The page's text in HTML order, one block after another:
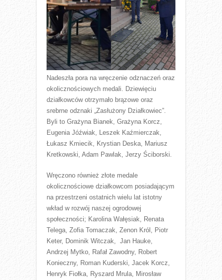
Nadeszła pora na wręczenie odznaczeń oraz
okolicznościowych medali. Dziewięciu
działkowców otrzymało brązowe oraz
srebrne odznaki „Zasłużony Działkowiec”.
Byli to Grażyna Bianek, Grażyna Korcz,
Eugenia Jóźwiak, Leszek Kaźmierczak,
Łukasz Kmiecik, Krystian Deska, Mariusz
Kretkowski, Adam Pawlak, Jerzy Ściborski.
Wręczono również złote medale
okolicznościowe działkowcom posiadającym
na przestrzeni ostatnich wielu lat istotny
wkład w rozwój naszej ogrodowej
społeczności; Karolina Wałęsiak, Renata
Telega, Zofia Tomaczak, Zenon Król, Piotr
Keter, Dominik Witczak, Jan Hauke,
Andrzej Mytko, Rafał Zawodny, Robert
Konieczny, Roman Kuderski, Jacek Korcz,
Henryk Fiołka, Ryszard Mrula, Mirosław